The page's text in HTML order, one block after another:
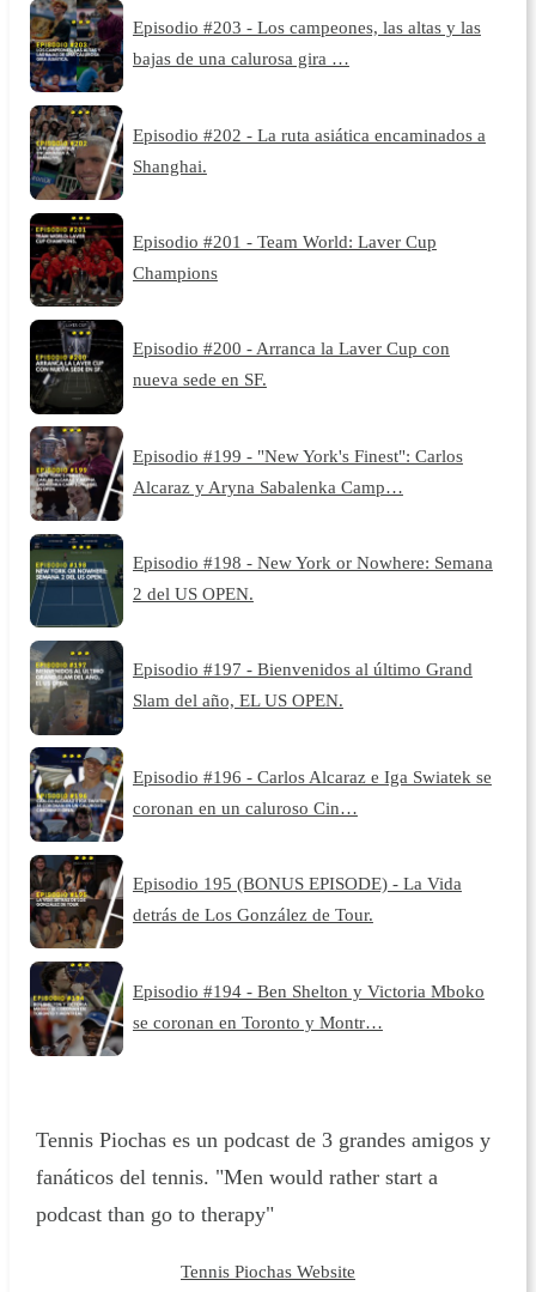
Episodio #203 - Los campeones, las altas y las
bajas de una calurosa gira …
Episodio #202 - La ruta asiática encaminados a
Shanghai.
Episodio #201 - Team World: Laver Cup
Champions
Episodio #200 - Arranca la Laver Cup con
nueva sede en SF.
Episodio #199 - "New York's Finest": Carlos
Alcaraz y Aryna Sabalenka Camp…
Episodio #198 - New York or Nowhere: Semana
2 del US OPEN.
Episodio #197 - Bienvenidos al último Grand
Slam del año, EL US OPEN.
Episodio #196 - Carlos Alcaraz e Iga Swiatek se
coronan en un caluroso Cin…
Episodio 195 (BONUS EPISODE) - La Vida
detrás de Los González de Tour.
Episodio #194 - Ben Shelton y Victoria Mboko
se coronan en Toronto y Montr…
Tennis Piochas es un podcast de 3 grandes amigos y
fanáticos del tennis. "Men would rather start a
podcast than go to therapy"
Tennis Piochas Website